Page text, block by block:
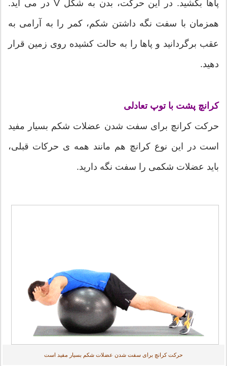
پاها بکشید. در این حرکت، بدن به شکل V در می آید.
همزمان با سفت نگه داشتن شکم، کمر را به آرامی به
عقب برگردانید و پاها را به حالت کشیده روی زمین قرار
دهید.
کرانچ پشت با توپ تعادلی
حرکت کرانچ برای سفت شدن عضلات شکم بسیار مفید
است در این نوع کرانچ هم مانند همه ی حرکات قبلی،
باید عضلات شکمی را سفت نگه دارید.
حرکت کرانچ برای سفت شدن عضلات شکم بسیار مفید است